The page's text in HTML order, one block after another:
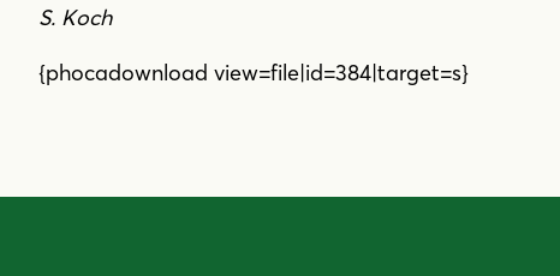
S. Koch
{phocadownload view=file|id=384|target=s}